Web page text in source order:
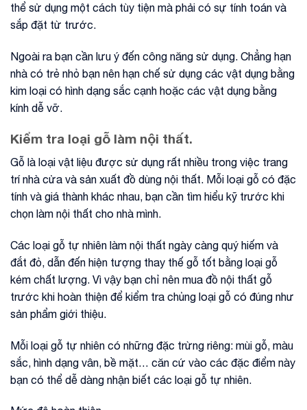
thể sử dụng một cách tùy tiện mà phải có sự tính toán và
sắp đặt từ trước.
Ngoài ra bạn cần lưu ý đến công năng sử dụng. Chẳng hạn
nhà có trẻ nhỏ bạn nên hạn chế sử dụng các vật dụng bằng
kim loại có hình dạng sắc cạnh hoặc các vật dụng bằng
kính dễ vỡ.
Kiểm tra loại gỗ làm nội thất.
Gỗ là loại vật liệu được sử dụng rất nhiều trong việc trang
trí nhà cửa và sản xuất đồ dùng nội thất. Mỗi loại gỗ có đặc
tính và giá thành khác nhau, bạn cần tìm hiểu kỹ trước khi
chọn làm nội thất cho nhà mình.
Các loại gỗ tự nhiên làm nội thất ngày càng quý hiếm và
đắt đỏ, dẫn đến hiện tượng thay thế gỗ tốt bằng loại gỗ
kém chất lượng. Vì vậy bạn chỉ nên mua đồ nội thất gỗ
trước khi hoàn thiện để kiểm tra chủng loại gỗ có đúng như
sản phẩm giới thiệu.
Mỗi loại gỗ tự nhiên có những đặc trừng riêng: mùi gỗ, màu
sắc, hình dạng vân, bề mặt… căn cứ vào các đặc điểm này
bạn có thể dễ dàng nhận biết các loại gỗ tự nhiên.